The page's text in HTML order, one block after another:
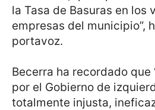
la Tasa de Basuras en los
empresas del municipio”,
portavoz.
Becerra ha recordado que
por el Gobierno de
totalmente injusta,